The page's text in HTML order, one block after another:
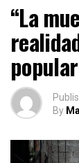
“La
By